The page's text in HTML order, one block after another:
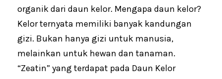
organik dari daun kelor. Mengapa daun kelor?
Kelor ternyata memiliki banyak kandungan
gizi. Bukan hanya gizi untuk manusia,
melainkan untuk hewan dan tanaman.
“Zeatin” yang terdapat pada Daun Kelor